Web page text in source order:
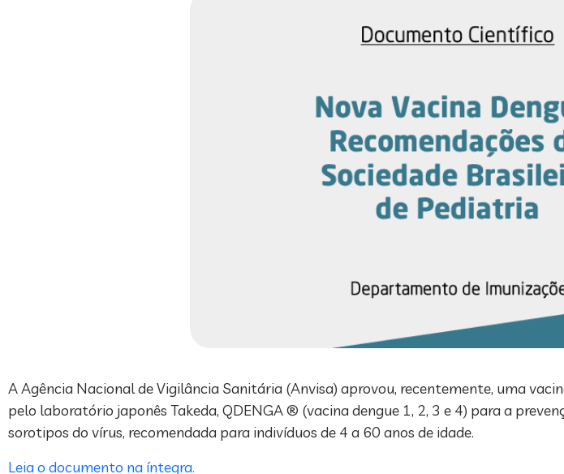
A Agência Nacional de Vigilância Sanitária (Anvisa) aprovou, recentemente, uma
pelo laboratório japonês Takeda, QDENGA ® (vacina dengue 1, 2, 3 e 4) para a
sorotipos do vírus, recomendada para indivíduos de 4 a 60 anos de idade.
Leia o documento na íntegra.